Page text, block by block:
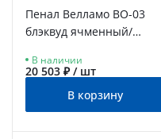
Пенал Велламо ВО-03
блэквуд ячменный/
В наличии
20 503 ₽ / шт
В корзину